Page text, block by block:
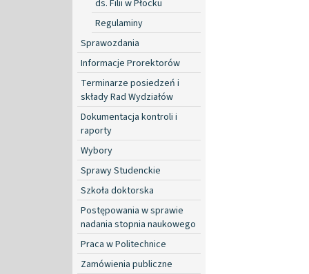
ds. Filii w Płocku
Regulaminy
Sprawozdania
Informacje Prorektorów
Terminarze posiedzeń i
składy Rad Wydziałów
Dokumentacja kontroli i
raporty
Wybory
Sprawy Studenckie
Szkoła doktorska
Postępowania w sprawie
nadania stopnia naukowego
Praca w Politechnice
Zamówienia publiczne